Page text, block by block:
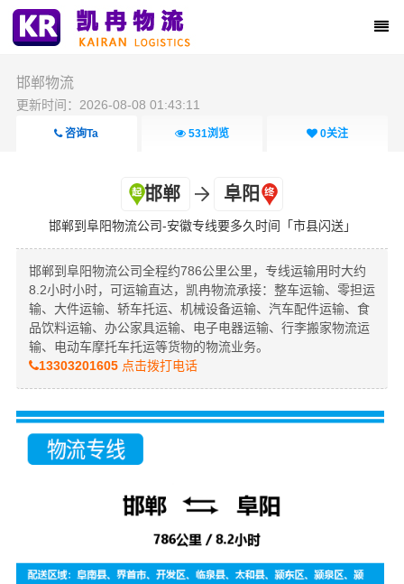
邯郸物流
更新时间：2026-08-08 01:43:11
咨询Ta 531浏览 0关注
邯郸 阜阳
邯郸到阜阳物流公司-安徽专线要多久时间「市县闪送」
邯郸到阜阳物流公司全程约786公里公里，专线运输用时大约
8.2小时小时，可运输直达，凯冉物流承接：整车运输、零担运
输、大件运输、轿车托运、机械设备运输、汽车配件运输、食
品饮料运输、办公家具运输、电子电器运输、行李搬家物流运
输、电动车摩托车托运等货物的物流业务。
13303201605点击拨打电话